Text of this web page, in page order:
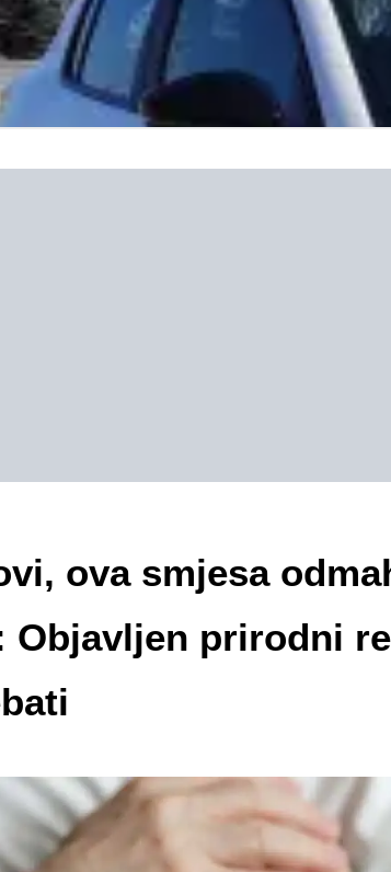
ova smjesa
Objavljen prirodni